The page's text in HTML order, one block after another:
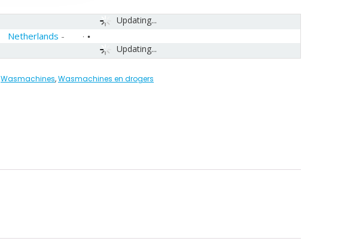
Updating...
Updating...
Netherlands -
Wasmachines,Wasmachines en drogers